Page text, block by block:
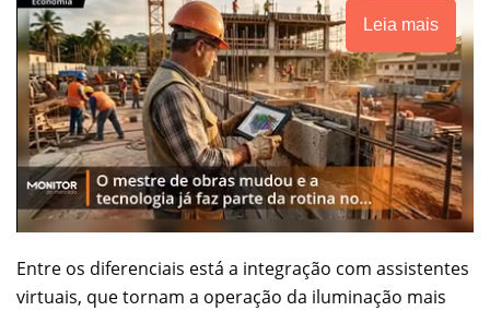
Leia mais
Entre os diferenciais está a integração com assistentes
virtuais, que tornam a operação da iluminação mais